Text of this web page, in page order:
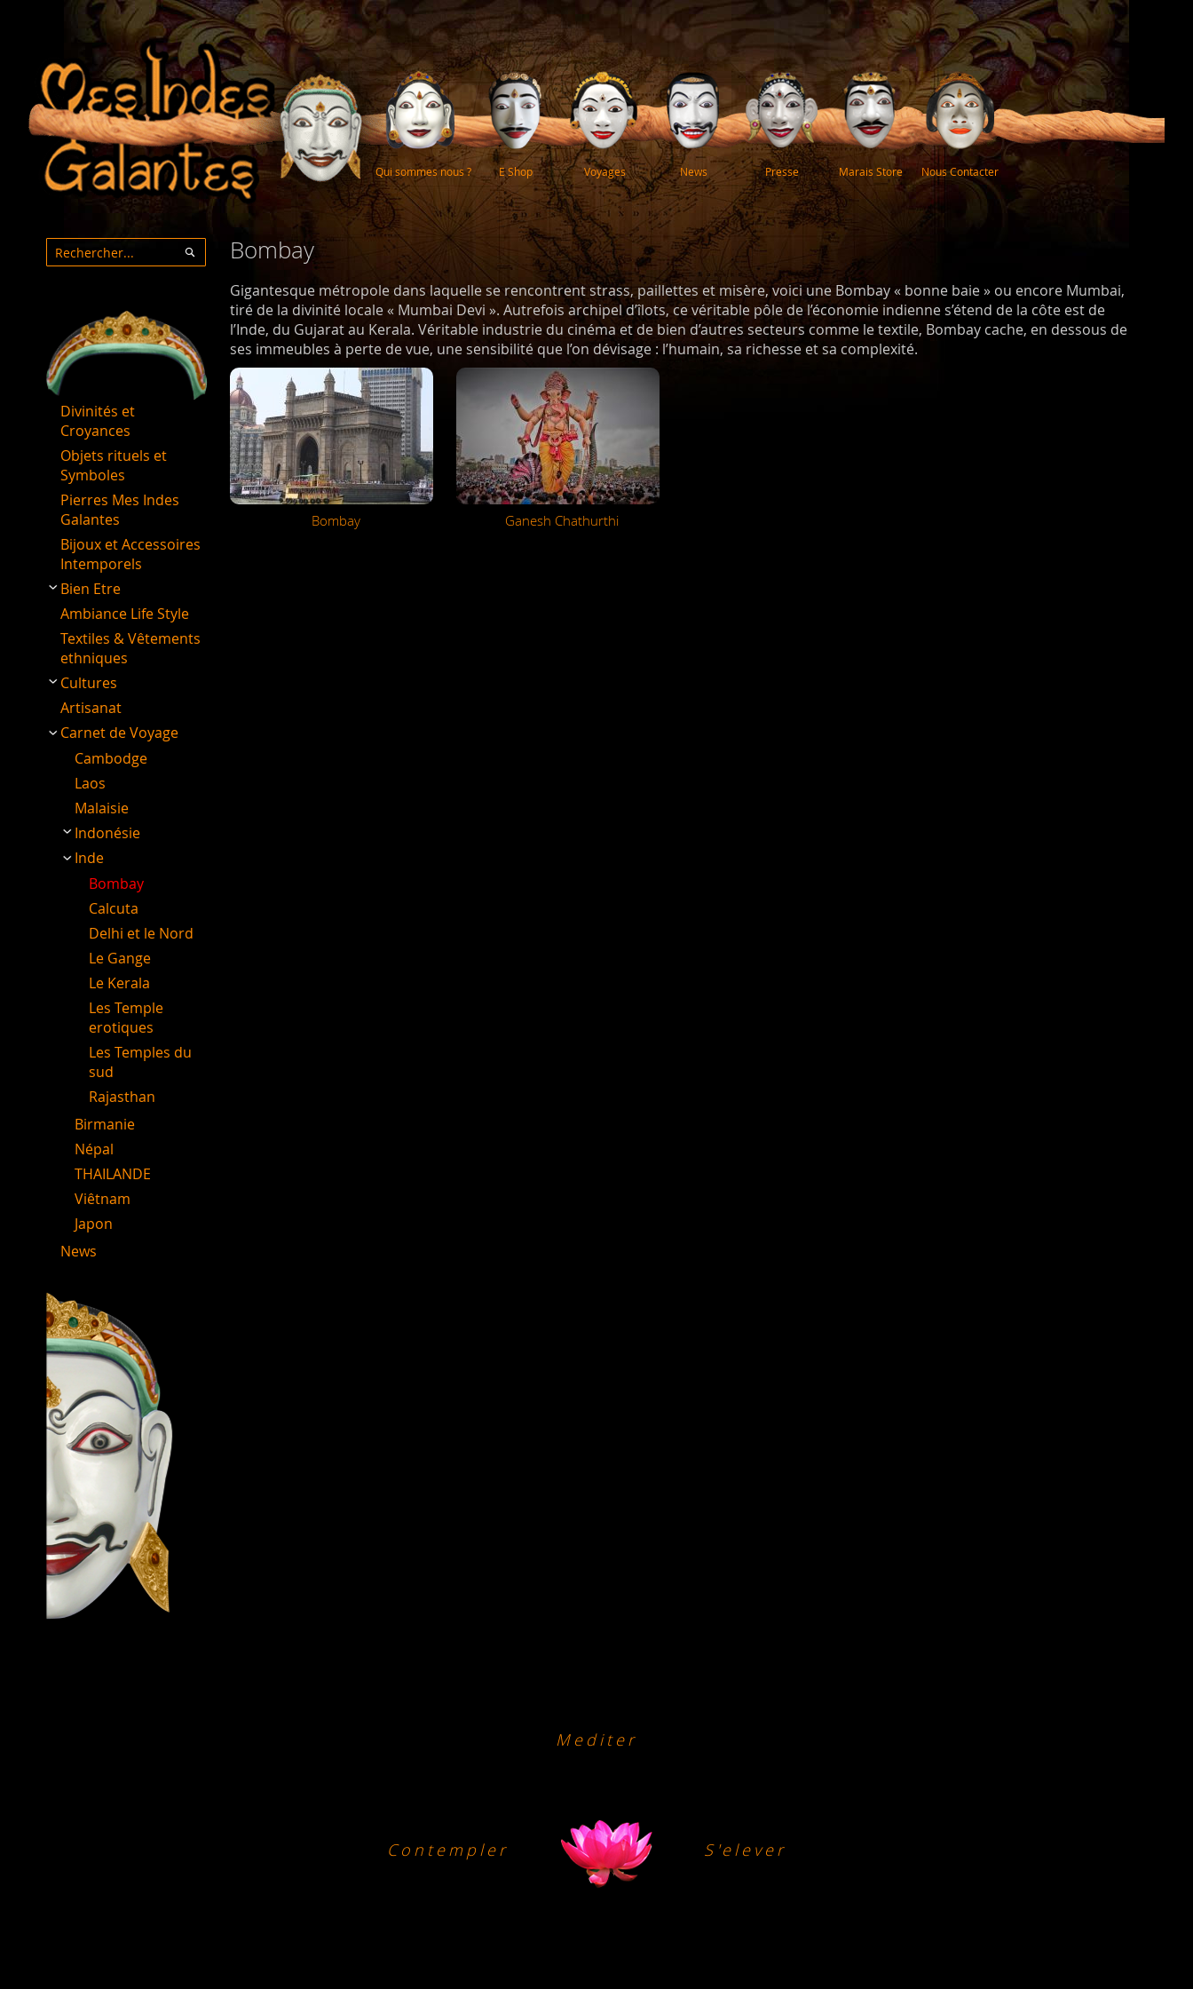
Qui sommes nous ? E Shop Voyages News Presse Marais Store Nous Contacter
Bombay
Gigantesque métropole dans laquelle se rencontrent strass, paillettes et misère, voici une Bombay « bonne baie » ou encore Mumbai,
tiré de la divinité locale « Mumbai Devi ». Autrefois archipel d’îlots, ce véritable pôle de l’économie indienne s’étend de la côte est de
l’Inde, du Gujarat au Kerala. Véritable industrie du cinéma et de bien d’autres secteurs comme le textile, Bombay cache, en dessous de
ses immeubles à perte de vue, une sensibilité que l’on dévisage : l’humain, sa richesse et sa complexité.
Bombay Ganesh Chathurthi
Rechercher
Divinités et
Croyances
Objets rituels et
Symboles
Pierres Mes Indes
Galantes
Bijoux et Accessoires
Intemporels
Bien Etre
Ambiance Life Style
Textiles & Vêtements
ethniques
Cultures
Artisanat
Carnet de Voyage
Cambodge
Laos
Malaisie
Indonésie
Inde
Bombay
Calcuta
Delhi et le Nord
Le Gange
Le Kerala
Les Temple
erotiques
Les Temples du
sud
Rajasthan
Birmanie
Népal
THAILANDE
Viêtnam
Japon
News
Mediter
Contempler S'elever